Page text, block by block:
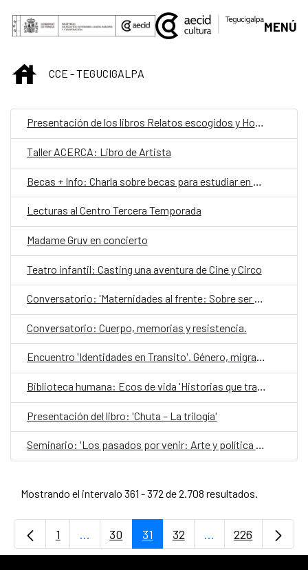
Saltar al contenido principal
MENÚ
INICIOCCE - TEGUCIGALPA
Presentación de los libros Relatos escogidos y Horizonte de perros
Taller ACERCA: Libro de Artista
Lecturas al Centro Tercera Temporada
Madame Gruv en concierto
Teatro infantil: Casting una aventura de Cine y Circo
Conversatorio: 'Maternidades al frente: Sobre ser mujer, procrear y parir'
Conversatorio: Cuerpo, memorias y resistencia.
Encuentro 'Identidades en Transito'. Género, migración e impacto social
Biblioteca humana: Ecos de vida 'Historias que transforman'
Presentación del libro: 'Chuta – La trilogía'
Seminario: 'Los pasados por venir: Arte y política en tiempos de crisis'
Mostrando el intervalo 361 - 372 de 2.708 resultados.
Página
1 ...Páginas intermedias Use TAB para
Página
30 Página
31 Página
32 ...PáginasPágina
226